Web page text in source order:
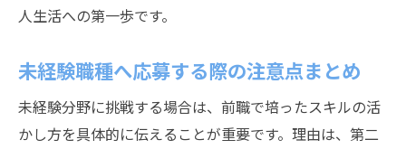
福利厚生やサポート体制の確認方法
第二新卒が納得できる企業選びのポイントとは
第二新卒の視点で企業研究を深めるコツ
静岡市で安心して働ける企業の特徴とは
人生活への第一歩です。
未経験職種へ応募する際の注意点まとめ
未経験分野に挑戦する場合は、前職で培ったスキルの活
かし方を具体的に伝えることが重要です。理由は、第二